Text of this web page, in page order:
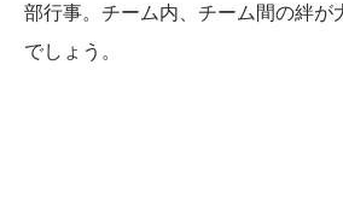
部行事。チーム内、チーム間の絆が
でしょう。